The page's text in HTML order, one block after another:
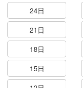
24日
21日
18日
15日